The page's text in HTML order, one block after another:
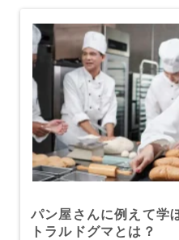
パン屋さんに例えて学
トラルドグマとは？